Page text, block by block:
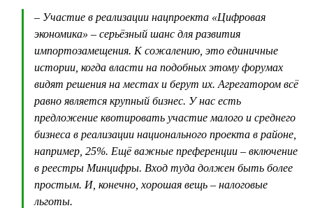
– Участие в реализации нацпроекта «Цифровая
экономика» – серьёзный шанс для развития
импортозамещения. К сожалению, это единичные
истории, когда власти на подобных этому форумах
видят решения на местах и берут их. Агрегатором всё
равно является крупный бизнес. У нас есть
предложение квотировать участие малого и среднего
бизнеса в реализации национального проекта в районе,
например, 25%. Ещё важные преференции – включение
в реестры Минцифры. Вход туда должен быть более
простым. И, конечно, хорошая вещь – налоговые
льготы.